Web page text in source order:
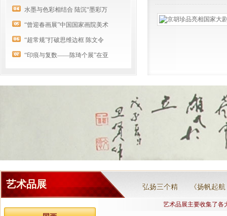
水墨与色彩相结合 陆沉“墨彩万
“曾迎春画展”中国国家画院美术
“超常规”打破思维边框 陈文令
“印痕与复数——陈琦个展”在亚
艺术品展 弘扬三个精 《扬帆起航
艺术品展主要收集了各